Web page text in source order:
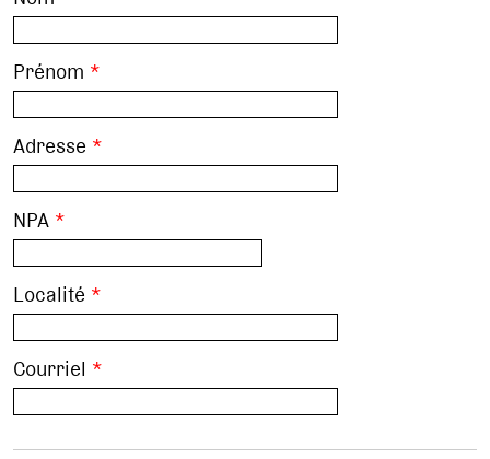
Prénom *
Adresse *
NPA *
Localité *
Courriel *